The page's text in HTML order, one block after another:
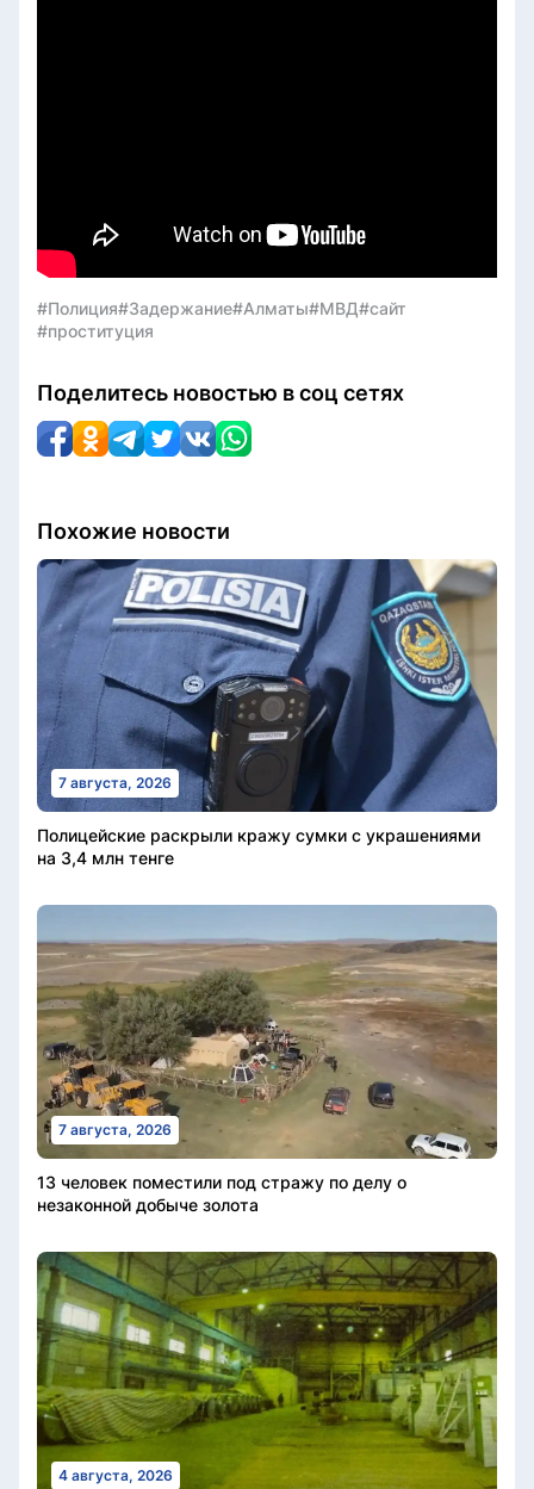
#Полиция#Задержание#Алматы#МВД#сайт
#проституция
Поделитесь новостью в соц сетях
Похожие новости
7 августа, 2026
Полицейские раскрыли кражу сумки с украшениями
на 3,4 млн тенге
7 августа, 2026
13 человек поместили под стражу по делу о
незаконной добыче золота
4 августа, 2026